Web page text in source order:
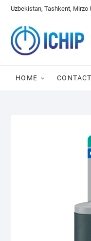
Skip
content
Uzbekistan, Tashkent, Mirzo
HOME